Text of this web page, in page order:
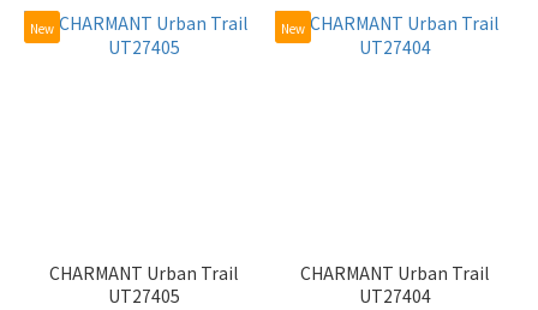
New
CHARMANT Urban Trail
UT27405
New
CHARMANT Urban Trail
UT27404